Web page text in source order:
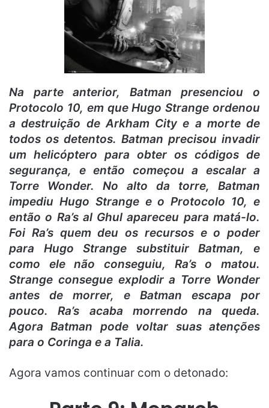
Na parte anterior, Batman presenciou o
Protocolo 10, em que Hugo Strange ordenou
a destruição de Arkham City e a morte de
todos os detentos. Batman precisou invadir
um helicóptero para obter os códigos de
segurança, e então começou a escalar a
Torre Wonder. No alto da torre, Batman
impediu Hugo Strange e o Protocolo 10, e
então o Ra’s al Ghul apareceu para matá-lo.
Foi Ra’s quem deu os recursos e o poder
para Hugo Strange substituir Batman, e
como ele não conseguiu, Ra’s o matou.
Strange consegue explodir a Torre Wonder
antes de morrer, e Batman escapa por
pouco. Ra’s acaba morrendo na queda.
Agora Batman pode voltar suas atenções
para o Coringa e a Talia.
Agora vamos continuar com o detonado: